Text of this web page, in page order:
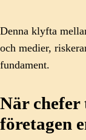
Denna klyfta
och medier,
fundament.
När
företagen